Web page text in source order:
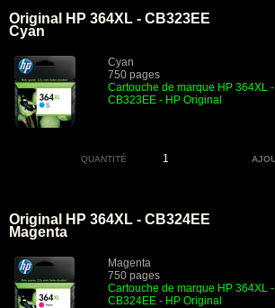
Original HP 364XL - CB323EE
Cyan
Cyan
750 pages
Cartouche de marque HP 364XL -
CB323EE - HP Original
QUANTITÉ
Original HP 364XL - CB324EE
Magenta
Magenta
750 pages
Cartouche de marque HP 364XL -
CB324EE - HP Original